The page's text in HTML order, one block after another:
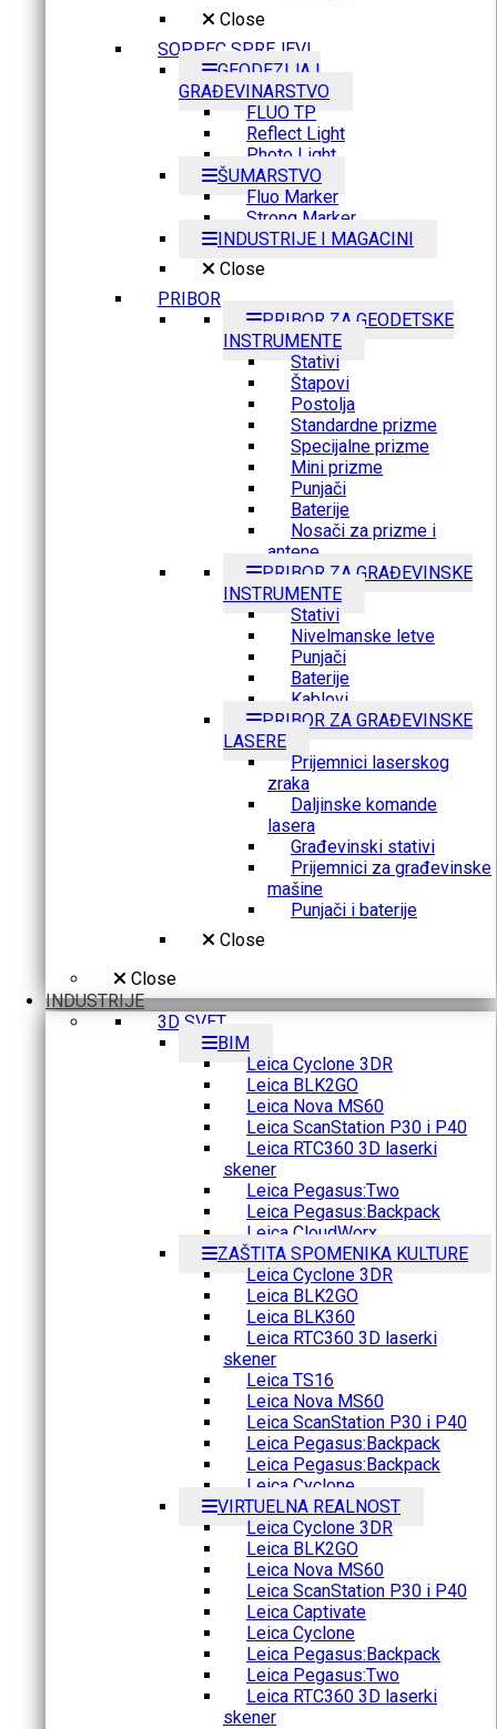
Close
SOPPEC SPREJEVI
GEODEZIJA I
GRAĐEVINARSTVO
FLUO TP
Reflect Light
Photo Light
ŠUMARSTVO
Fluo Marker
Strong Marker
INDUSTRIJE I MAGACINI
Close
PRIBOR
PRIBOR ZA GEODETSKE
INSTRUMENTE
Stativi
Štapovi
Postolja
Standardne prizme
Specijalne prizme
Mini prizme
Punjači
Baterije
Nosači za prizme i
antene
PRIBOR ZA GRAĐEVINSKE
INSTRUMENTE
Stativi
Nivelmanske letve
Punjači
Baterije
Kablovi
PRIBOR ZA GRAĐEVINSKE
LASERE
Prijemnici laserskog
zraka
Daljinske komande
lasera
Građevinski stativi
Prijemnici za građevinske
mašine
Punjači i baterije
Close
Close
INDUSTRIJE
3D SVET
BIM
Leica Cyclone 3DR
Leica BLK2GO
Leica Nova MS60
Leica ScanStation P30 i P40
Leica RTC360 3D laserki
skener
Leica Pegasus:Two
Leica Pegasus:Backpack
Leica CloudWorx
ZAŠTITA SPOMENIKA KULTURE
Leica Cyclone 3DR
Leica BLK2GO
Leica BLK360
Leica RTC360 3D laserki
skener
Leica TS16
Leica Nova MS60
Leica ScanStation P30 i P40
Leica Pegasus:Backpack
Leica Pegasus:Backpack
Leica Cyclone
VIRTUELNA REALNOST
Leica Cyclone 3DR
Leica BLK2GO
Leica Nova MS60
Leica ScanStation P30 i P40
Leica Captivate
Leica Cyclone
Leica Pegasus:Backpack
Leica Pegasus:Two
Leica RTC360 3D laserki
skener